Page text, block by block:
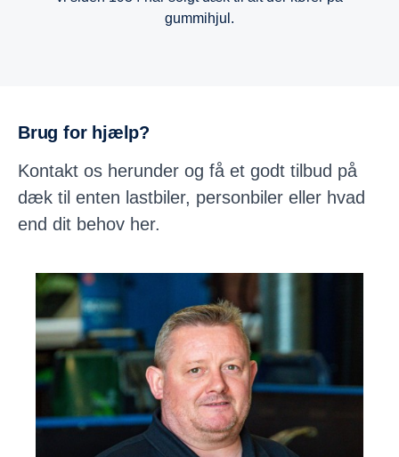
gummihjul.
Brug for hjælp?
Kontakt os herunder og få et godt tilbud på
dæk til enten lastbiler, personbiler eller hvad
end dit behov her.